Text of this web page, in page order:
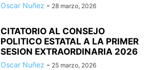
Oscar Nuñez - 28 marzo, 2026
CITATORIO AL CONSEJO
POLITICO ESTATAL A LA PRIMER
SESION EXTRAORDINARIA 2026
Oscar Nuñez - 25 marzo, 2026